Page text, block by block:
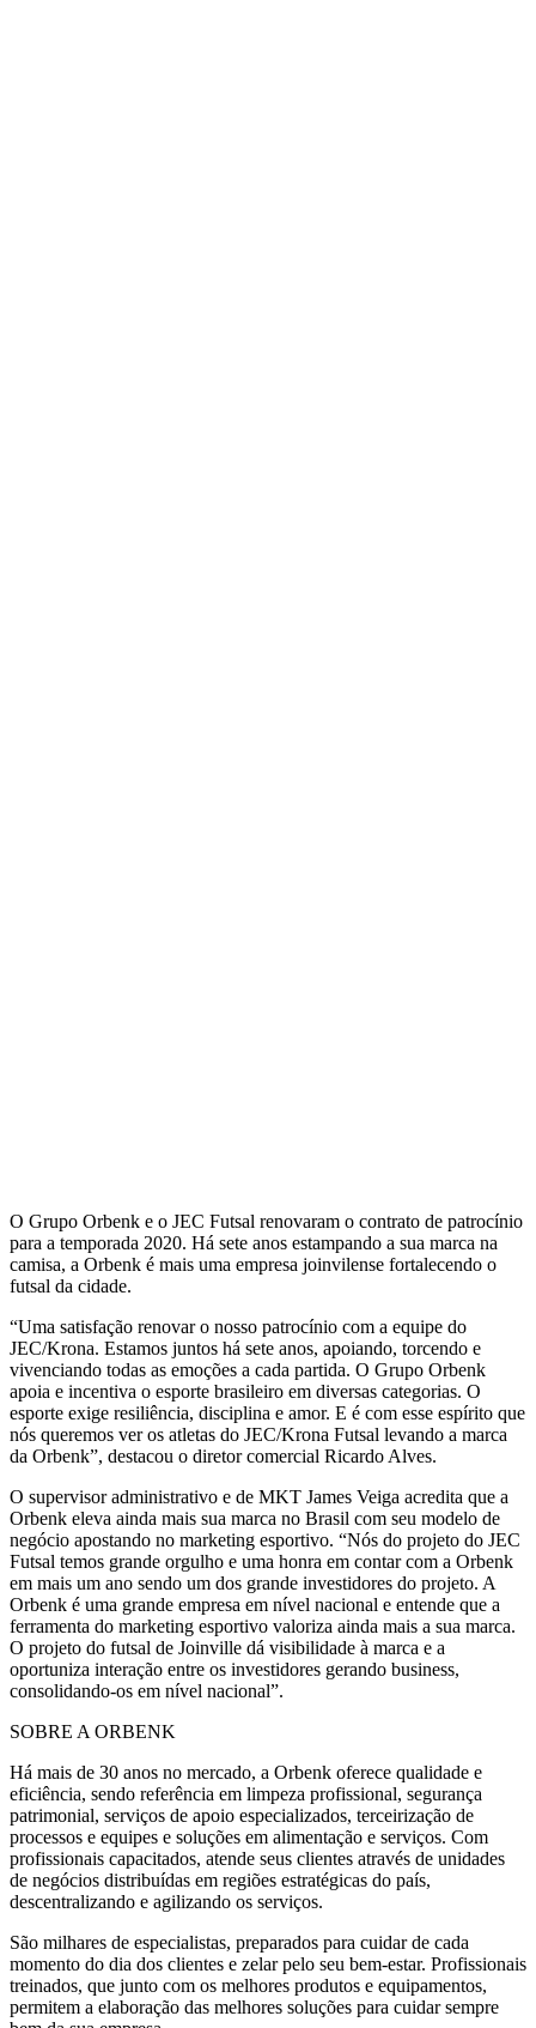
O Grupo Orbenk e o JEC Futsal renovaram o contrato de patrocínio
para a temporada 2020. Há sete anos estampando a sua marca na
camisa, a Orbenk é mais uma empresa joinvilense fortalecendo o
futsal da cidade.
“Uma satisfação renovar o nosso patrocínio com a equipe do
JEC/Krona. Estamos juntos há sete anos, apoiando, torcendo e
vivenciando todas as emoções a cada partida. O Grupo Orbenk
apoia e incentiva o esporte brasileiro em diversas categorias. O
esporte exige resiliência, disciplina e amor. E é com esse espírito que
nós queremos ver os atletas do JEC/Krona Futsal levando a marca
da Orbenk”, destacou o diretor comercial Ricardo Alves.
O supervisor administrativo e de MKT James Veiga acredita que a
Orbenk eleva ainda mais sua marca no Brasil com seu modelo de
negócio apostando no marketing esportivo. “Nós do projeto do JEC
Futsal temos grande orgulho e uma honra em contar com a Orbenk
em mais um ano sendo um dos grande investidores do projeto. A
Orbenk é uma grande empresa em nível nacional e entende que a
ferramenta do marketing esportivo valoriza ainda mais a sua marca.
O projeto do futsal de Joinville dá visibilidade à marca e a
oportuniza interação entre os investidores gerando business,
consolidando-os em nível nacional”.
SOBRE A ORBENK
Há mais de 30 anos no mercado, a Orbenk oferece qualidade e
eficiência, sendo referência em limpeza profissional, segurança
patrimonial, serviços de apoio especializados, terceirização de
processos e equipes e soluções em alimentação e serviços. Com
profissionais capacitados, atende seus clientes através de unidades
de negócios distribuídas em regiões estratégicas do país,
descentralizando e agilizando os serviços.
São milhares de especialistas, preparados para cuidar de cada
momento do dia dos clientes e zelar pelo seu bem-estar. Profissionais
treinados, que junto com os melhores produtos e equipamentos,
permitem a elaboração das melhores soluções para cuidar sempre